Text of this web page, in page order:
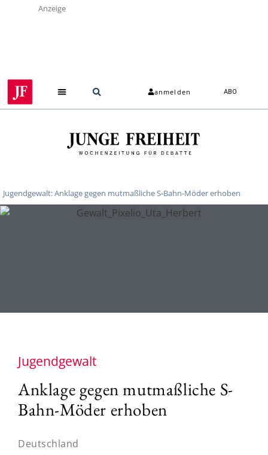
Anzeige
anmelden ABO
Jugendgewalt: Anklage gegen mutmaßliche S-Bahn-Möder erhoben
Jugendgewalt
Anklage gegen mutmaßliche S-
Bahn-Möder erhoben
Deutschland